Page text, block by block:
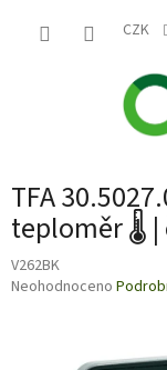
CZK
TFA
teploměr 🌡️ |
V262BK
Průměrné
Neohodnoceno